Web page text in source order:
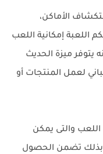
الأماكن،
اللعبة إمكانية اللعب
يتوفر ميزة الحديث
لعمل المنتجات أو
والتى يمكن
أقصى 10 لاعبين. وبذلك تضمن الحصول